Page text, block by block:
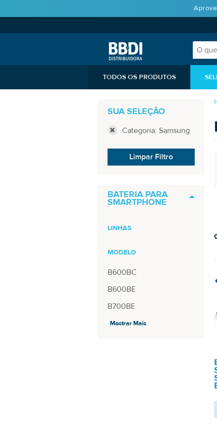
TODOS OS PRODUTOS
SUA SELEÇÃO
Categoria: Samsung
Limpar Filtro
BATERIA PARA
SMARTPHONE
LINHAS
MODELO
B600BC
B600BE
B700BE
EB424255VK
Mostrar Mais